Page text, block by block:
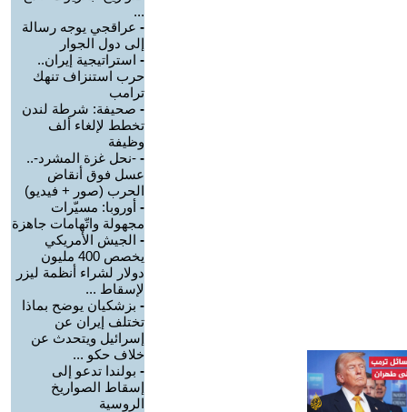
...
- عراقجي يوجه رسالة
إلى دول الجوار
- استراتيجية إيران..
حرب استنزاف تنهك
ترامب
- صحيفة: شرطة لندن
تخطط لإلغاء ألف
وظيفة
- -نحل غزة المشرد-..
عسل فوق أنقاض
الحرب (صور + فيديو)
- أوروبا: مسيّرات
مجهولة واتّهامات جاهزة
- الجيش الأمريكي
يخصص 400 مليون
دولار لشراء أنظمة ليزر
لإسقاط ...
- بزشكيان يوضح بماذا
تختلف إيران عن
إسرائيل ويتحدث عن
خلاف حكو ...
- بولندا تدعو إلى
إسقاط الصواريخ
الروسية